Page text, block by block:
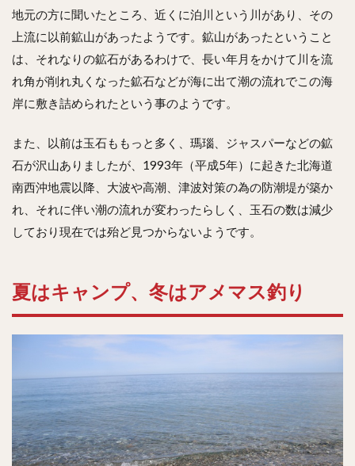
地元の方に聞いたところ、近くに泊川という川があり、その
上流に以前鉱山があったようです。鉱山があったということ
は、それなりの鉱石があるわけで、長い年月をかけて川を流
れ角が削れ丸くなった鉱石などが海に出て潮の流れでこの海
岸に敷き詰められたという事のようです。
また、以前は玉石ももっと多く、瑪瑙、ジャスパーなどの鉱
石が沢山ありましたが、1993年（平成5年）に起きた北海道
南西沖地震以降、大波や高潮、津波対策の為の防潮堤が築か
れ、それに伴い潮の流れが変わったらしく、玉石の数は減少
しており現在では殆ど見つからないようです。
夏はキャンプ、冬はアメマス釣り